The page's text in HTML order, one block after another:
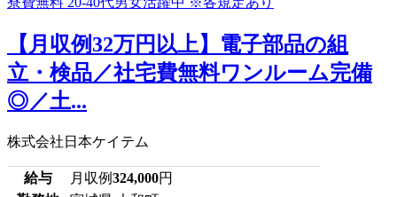
【月収例32万円以上】電子部品の組
立・検品／社宅費無料ワンルーム完備
◎／土...
株式会社日本ケイテム
給与 月収例324,000円